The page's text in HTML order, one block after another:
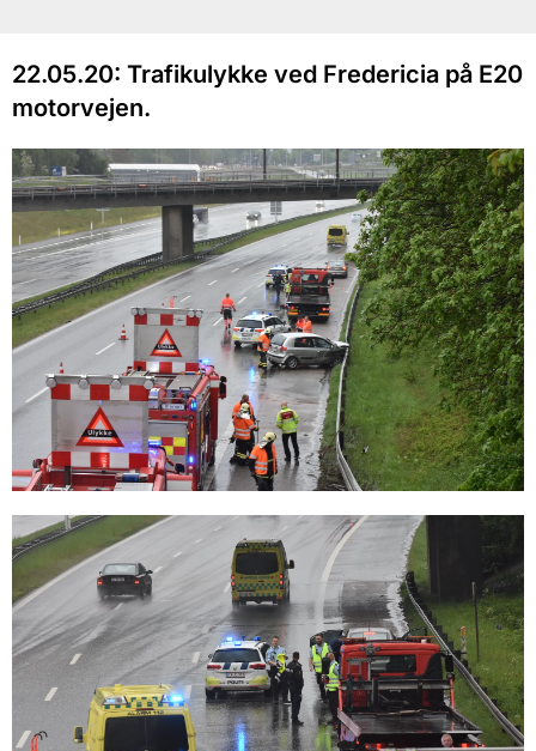
22.05.20: Trafikulykke ved Fredericia på E20
motorvejen.